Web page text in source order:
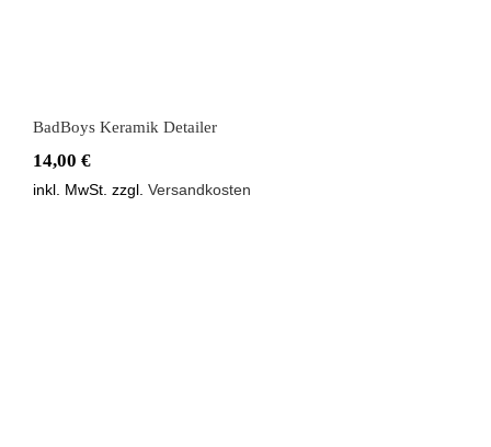
BadBoys Keramik Detailer
14,00 €
inkl. MwSt. zzgl. Versandkosten